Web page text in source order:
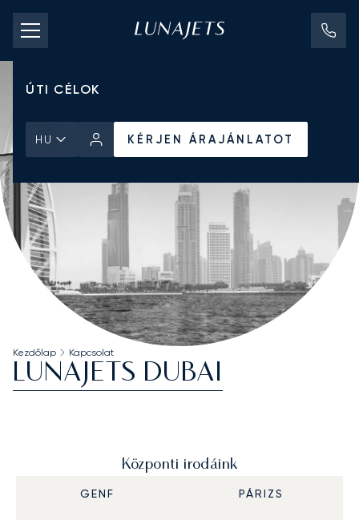
CHARTER ÁRAK
MAGÁNREPÜLŐGÉPEK
ÚTI CÉLOK
HU KÉRJEN ÁRAJÁNLATOT
Kezdőlap Kapcsolat
LUNAJETS DUBAI
Központi irodáink
GENF PÁRIZS